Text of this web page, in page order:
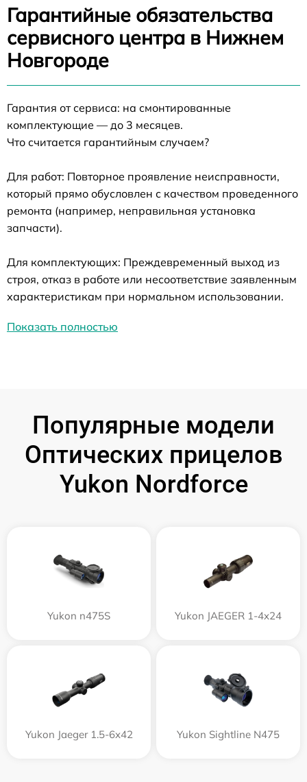
Гарантийные обязательства
сервисного центра в Нижнем
Новгороде
Гарантия от сервиса: на смонтированные
комплектующие — до 3 месяцев.
Что считается гарантийным случаем?
Для работ: Повторное проявление неисправности,
который прямо обусловлен с качеством проведенного
ремонта (например, неправильная установка
запчасти).
Для комплектующих: Преждевременный выход из
строя, отказ в работе или несоответствие заявленным
характеристикам при нормальном использовании.
Показать полностью
Популярные модели
Оптических прицелов
Yukon Nordforce
Yukon n475S Yukon JAEGER 1-4x24
Yukon Jaeger 1.5-6x42 Yukon Sightline N475